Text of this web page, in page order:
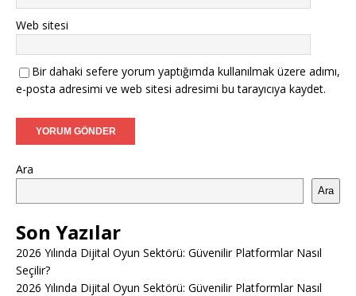
Web sitesi
Bir dahaki sefere yorum yaptığımda kullanılmak üzere adımı,
e-posta adresimi ve web sitesi adresimi bu tarayıcıya kaydet.
Ara
Ara
Son Yazılar
2026 Yılında Dijital Oyun Sektörü: Güvenilir Platformlar Nasıl
Seçilir?
2026 Yılında Dijital Oyun Sektörü: Güvenilir Platformlar Nasıl